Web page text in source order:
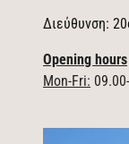
Διεύθυνση:
Opening hours
Mon-Fri: